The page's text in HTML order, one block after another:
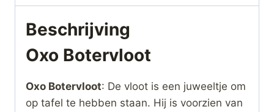
Beschrijving
Oxo Botervloot
Oxo Botervloot: De vloot is een juweeltje om
op tafel te hebben staan. Hij is voorzien van